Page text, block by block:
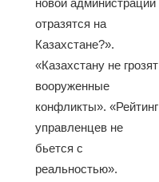
новой администрации
отразятся на
Казахстане?».
«Казахстану не грозят
вооруженные
конфликты». «Рейтинг
управленцев не
бьется с
реальностью».